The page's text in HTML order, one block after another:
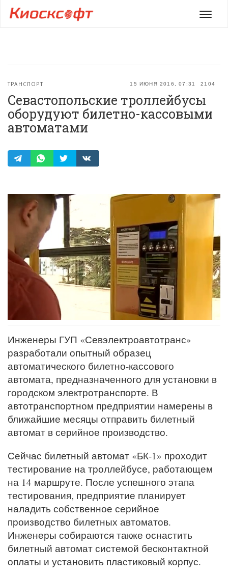
Меню
15 ИЮНЯ 2016, 07:31 2104
ТРАНСПОРТ
Севастопольские троллейбусы
оборудуют билетно-кассовыми
автоматами
Инженеры ГУП «Севэлектроавтотранс»
разработали опытный образец
автоматического билетно-кассового
автомата, предназначенного для установки в
городском электротранспорте. В
автотранспортном предприятии намерены в
ближайшие месяцы отправить билетный
автомат в серийное производство.
Сейчас билетный автомат «БК-1» проходит
тестирование на троллейбусе, работающем
на 14 маршруте. После успешного этапа
тестирования, предприятие планирует
наладить собственное серийное
производство билетных автоматов.
Инженеры собираются также оснастить
билетный автомат системой бесконтактной
оплаты и установить пластиковый корпус.